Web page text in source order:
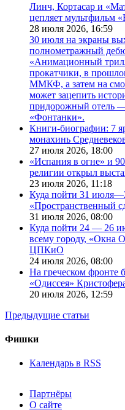
Линч, Кортасар и
цепляет мультфильм
28 июля 2026, 16:59
30 июля на экраны
полнометражный
«Анимационный
прокатчики, в
ММКФ, а затем на
может зацепить
придорожный отель —
«Фонтанки».
Книги-биографии: 7
монахинь
27 июля 2026, 18:00
«Испания в огне» и
религии открыл
23 июля 2026, 11:18
Куда пойти 31
«Пространственный
31 июля 2026, 08:00
Куда пойти 24 — 26
всему городу, «Окна
ЦПКиО
24 июля 2026, 08:00
На греческом фронте
«Одиссея»
20 июля 2026, 12:59
Предыдущие статьи
Фишки
Календарь в RSS
Партнёры
О сайте